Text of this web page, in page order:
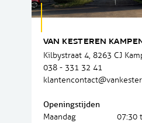
VAN KESTEREN KAMPEN
Kilbystraat 4, 8263 CJ
038 - 331 32 41
Openingstijden
Maandag
07:30